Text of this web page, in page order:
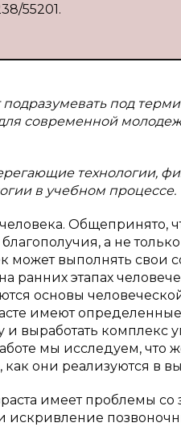
55201.
подразумевать под
современной
технологии,
в учебном процессе.
Общепринято,
а не
может выполнять
ранних этапах
основы
имеют
и выработать
мы исследуем, что
они реализуются в
имеет проблемы